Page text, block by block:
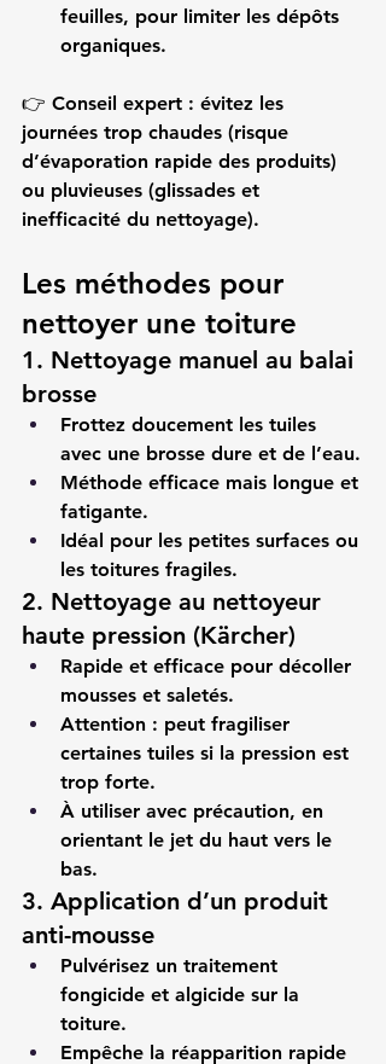
feuilles, pour limiter les dépôts
organiques.
👉 Conseil expert : évitez les
journées trop chaudes (risque
d’évaporation rapide des produits)
ou pluvieuses (glissades et
inefficacité du nettoyage).
Les méthodes pour
nettoyer une toiture
1. Nettoyage manuel au balai
brosse
Frottez doucement les tuiles
avec une brosse dure et de l’eau.
Méthode efficace mais longue et
fatigante.
Idéal pour les petites surfaces ou
les toitures fragiles.
2. Nettoyage au nettoyeur
haute pression (Kärcher)
Rapide et efficace pour décoller
mousses et saletés.
Attention : peut fragiliser
certaines tuiles si la pression est
trop forte.
À utiliser avec précaution, en
orientant le jet du haut vers le
bas.
3. Application d’un produit
anti-mousse
Pulvérisez un traitement
fongicide et algicide sur la
toiture.
Empêche la réapparition rapide